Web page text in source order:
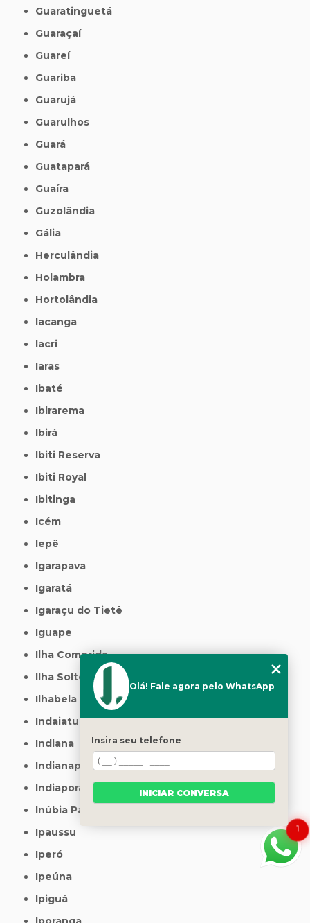
Guaratinguetá
Guaraçaí
Guareí
Guariba
Guarujá
Guarulhos
Guará
Guatapará
Guaíra
Guzolândia
Gália
Herculândia
Holambra
Hortolândia
Iacanga
Iacri
Iaras
Ibaté
Ibirarema
Ibirá
Ibiti Reserva
Ibiti Royal
Ibitinga
Icém
Iepê
Igarapava
Igaratá
Igaraçu do Tietê
Iguape
Ilha Comprida
Ilha Solteira
Ilhabela
Indaiatuba
Indiana
Indianapolis
Indiaporã
Inúbia Paulista
Ipaussu
Iperó
Ipeúna
Ipiguá
1
Olá! Fale agora pelo WhatsApp
Insira seu telefone
INICIAR CONVERSA